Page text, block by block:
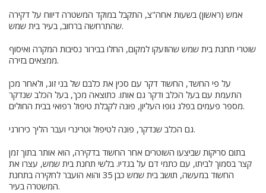
אמש (ראשון) בשעות אחה"צ, התקבל במוקד המשטרה דיווח על דקירה
שהתרחשה ברחוב, בעיר בית שמש.
שוטרי תחנת בית שמש שהוזעקו למקום, החלו בבירור נסיבות המקרה ואיסוף
ממצאים בזירה.
על פי החשד, החשוד דקר עם סכין את כלבם של בני זוג, ולאחר מכן
התעמת עם בעל הכלב ודקר גם אותו. כתוצאה מכך, בעל הכלב שנדקר
מספר פעמים בפלג גופו העליון, פונה לקבלת טיפול רפואי בבית החולים.
גם הכלב שנדקר, פונה לטיפול וטרינרי ועבר הליך כירורגי.
בתום סריקות שביצעו השוטרים אחר החשוד בדקירה, הוא אותר בתוך זמן
קצר בסמוך לביתו, עם כתמי דם על בגדיו. בלשי תחנת בית שמש, עצרו את
החשוד במעשה, תושב בית שמש כבן 35 והוא הועבר לחקירה בתחנת
המשטרה בעיר.